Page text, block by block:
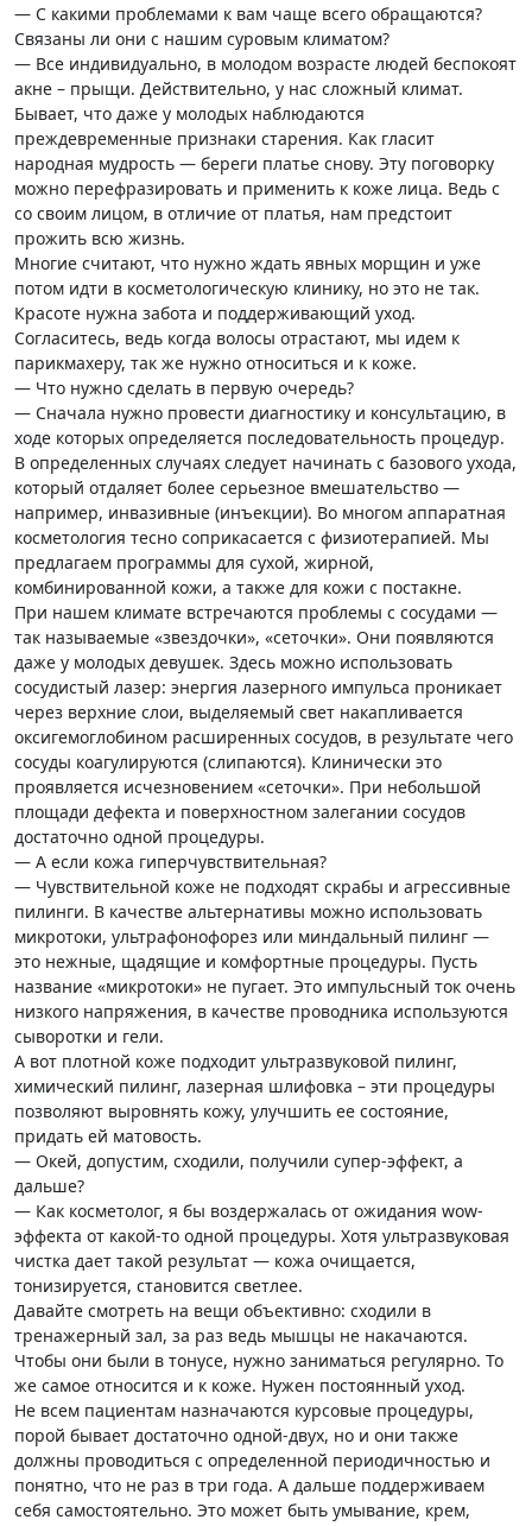
— С какими проблемами к вам чаще всего обращаются?
Связаны ли они с нашим суровым климатом?
— Все индивидуально, в молодом возрасте людей беспокоят
акне – прыщи. Действительно, у нас сложный климат.
Бывает, что даже у молодых наблюдаются
преждевременные признаки старения. Как гласит
народная мудрость — береги платье снову. Эту поговорку
можно перефразировать и применить к коже лица. Ведь с
со своим лицом, в отличие от платья, нам предстоит
прожить всю жизнь.
Многие считают, что нужно ждать явных морщин и уже
потом идти в косметологическую клинику, но это не так.
Красоте нужна забота и поддерживающий уход.
Согласитесь, ведь когда волосы отрастают, мы идем к
парикмахеру, так же нужно относиться и к коже.
— Что нужно сделать в первую очередь?
— Сначала нужно провести диагностику и консультацию, в
ходе которых определяется последовательность процедур.
В определенных случаях следует начинать с базового ухода,
который отдаляет более серьезное вмешательство —
например, инвазивные (инъекции). Во многом аппаратная
косметология тесно соприкасается с физиотерапией. Мы
предлагаем программы для сухой, жирной,
комбинированной кожи, а также для кожи с постакне.
При нашем климате встречаются проблемы с сосудами —
так называемые «звездочки», «сеточки». Они появляются
даже у молодых девушек. Здесь можно использовать
сосудистый лазер: энергия лазерного импульса проникает
через верхние слои, выделяемый свет накапливается
оксигемоглобином расширенных сосудов, в результате чего
сосуды коагулируются (слипаются). Клинически это
проявляется исчезновением «сеточки». При небольшой
площади дефекта и поверхностном залегании сосудов
достаточно одной процедуры.
— А если кожа гиперчувствительная?
— Чувствительной коже не подходят скрабы и агрессивные
пилинги. В качестве альтернативы можно использовать
микротоки, ультрафонофорез или миндальный пилинг —
это нежные, щадящие и комфортные процедуры. Пусть
название «микротоки» не пугает. Это импульсный ток очень
низкого напряжения, в качестве проводника используются
сыворотки и гели.
А вот плотной коже подходит ультразвуковой пилинг,
химический пилинг, лазерная шлифовка – эти процедуры
позволяют выровнять кожу, улучшить ее состояние,
придать ей матовость.
— Окей, допустим, сходили, получили супер-эффект, а
дальше?
— Как косметолог, я бы воздержалась от ожидания wow-
эффекта от какой-то одной процедуры. Хотя ультразвуковая
чистка дает такой результат — кожа очищается,
тонизируется, становится светлее.
Давайте смотреть на вещи объективно: сходили в
тренажерный зал, за раз ведь мышцы не накачаются.
Чтобы они были в тонусе, нужно заниматься регулярно. То
же самое относится и к коже. Нужен постоянный уход.
Не всем пациентам назначаются курсовые процедуры,
порой бывает достаточно одной-двух, но и они также
должны проводиться с определенной периодичностью и
понятно, что не раз в три года. А дальше поддерживаем
себя самостоятельно. Это может быть умывание, крем,